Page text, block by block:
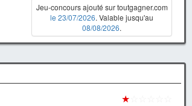
Jeu-concours ajouté sur toutgagner.com
le 23/07/2026. Valable jusqu'au
08/08/2026.
★